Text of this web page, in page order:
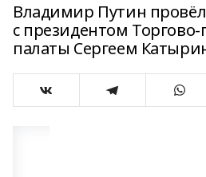
Владимир Путин
с президентом
палаты Сергеем